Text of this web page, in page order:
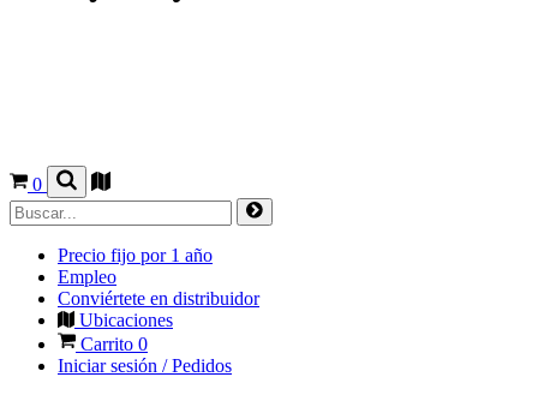
0
Precio fijo por 1 año
Empleo
Conviértete en distribuidor
Ubicaciones
Carrito 0
Iniciar sesión / Pedidos